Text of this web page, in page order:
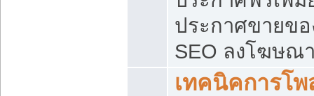
ประกาศขายข
SEO ลงโฆษณ
เทคนิคการโ